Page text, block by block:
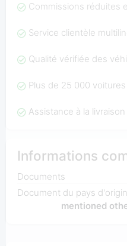
Commissions réduites
Service clientèle
Qualité vérifiée des
Plus de 25 000
Assistance à la
Informations
Documents
Document du pays
mentioned